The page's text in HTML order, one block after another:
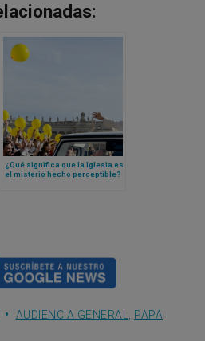
¿Qué significa que la Iglesia es
el misterio hecho perceptible?
AUDIENCIA GENERAL
PAPA